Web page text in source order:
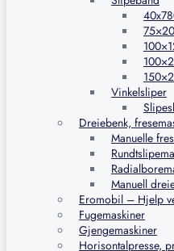
Vinkelsliper
Dreiebenk,
Manuelle
Manuell
Eromobil – Hjelp
Fugemaskiner
Gjengemaskiner
Horisontalpresse,